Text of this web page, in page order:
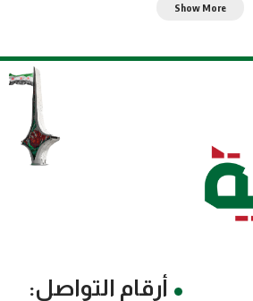
Show More
أرقام التواصل: